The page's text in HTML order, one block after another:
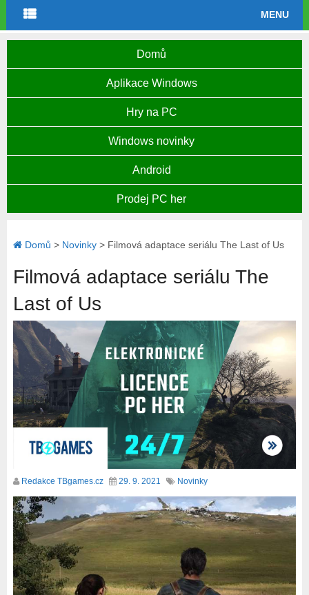
MENU
Domů
Aplikace Windows
Hry na PC
Windows novinky
Android
Prodej PC her
Domů > Novinky> Filmová adaptace seriálu The Last of Us
Filmová adaptace seriálu The
Last of Us
Redakce TBgames.cz 29. 9. 2021 Novinky